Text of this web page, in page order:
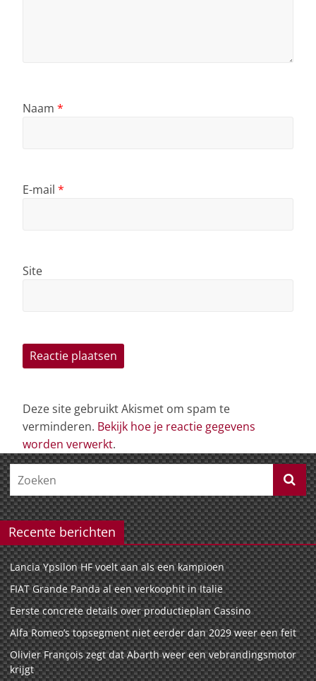
Naam *
E-mail *
Site
Deze site gebruikt Akismet om spam te
verminderen. Bekijk hoe je reactie gegevens
worden verwerkt.
Recente berichten
Lancia Ypsilon HF voelt aan als een kampioen
FIAT Grande Panda al een verkoophit in Italië
Eerste concrete details over productieplan Cassino
Alfa Romeo’s topsegment niet eerder dan 2029 weer een feit
Olivier François zegt dat Abarth weer een vebrandingsmotor
krijgt